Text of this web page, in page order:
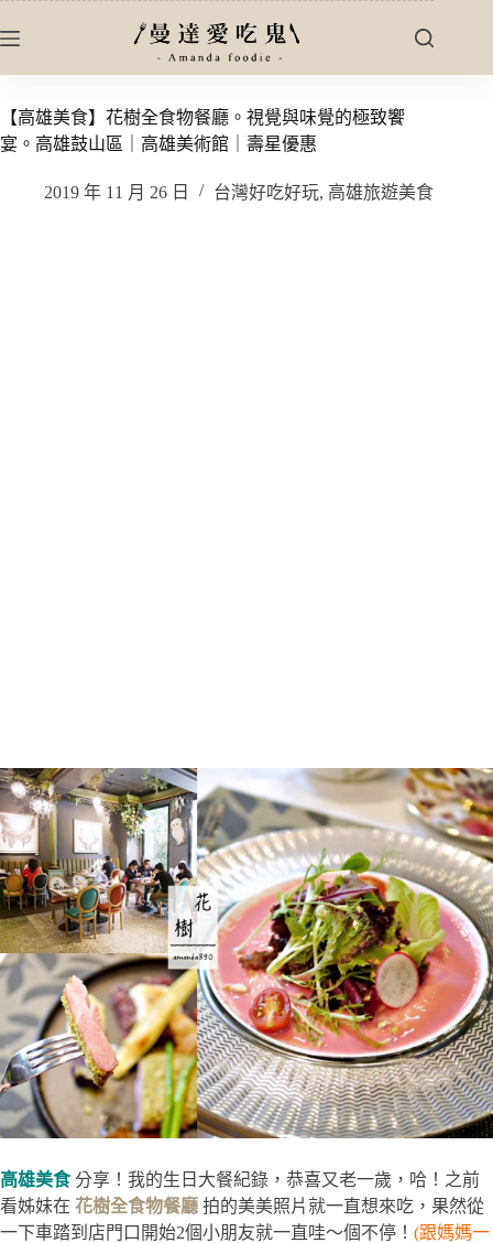
至
內
容
【高雄美食】花樹全食物餐廳。視覺與味覺的極致饗
宴。高雄鼓山區｜高雄美術館｜壽星優惠
2019 年 11 月 26 日 台灣好吃好玩, 高雄旅遊美食
高雄美食分享！我的生日大餐紀錄，恭喜又老一歲，哈！之前
看姊妹在 花樹全食物餐廳 拍的美美照片就一直想來吃，果然從
一下車踏到店門口開始2個小朋友就一直哇～個不停！ (跟媽媽一